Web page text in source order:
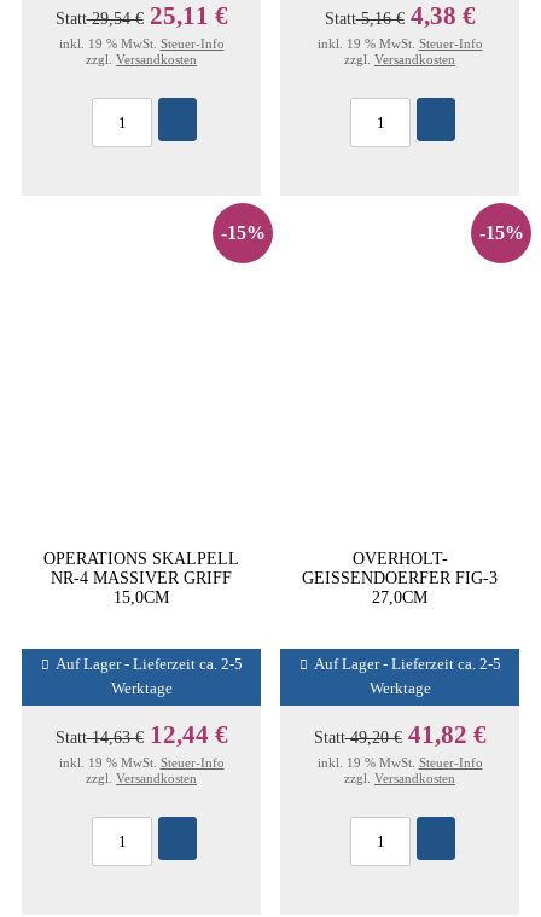
Statt29,54 € 25,11 €
inkl. 19 % MwSt. Steuer-Info
zzgl. Versandkosten
Statt5,16 € 4,38 €
inkl. 19 % MwSt. Steuer-Info
zzgl. Versandkosten
-15%
OPERATIONS SKALPELL
NR-4 MASSIVER GRIFF
15,0CM
Auf Lager - Lieferzeit ca. 2-5
Werktage
Statt14,63 € 12,44 €
inkl. 19 % MwSt. Steuer-Info
zzgl. Versandkosten
-15%
OVERHOLT-
GEISSENDOERFER FIG-3
27,0CM
Auf Lager - Lieferzeit ca. 2-5
Werktage
Statt49,20 € 41,82 €
inkl. 19 % MwSt. Steuer-Info
zzgl. Versandkosten